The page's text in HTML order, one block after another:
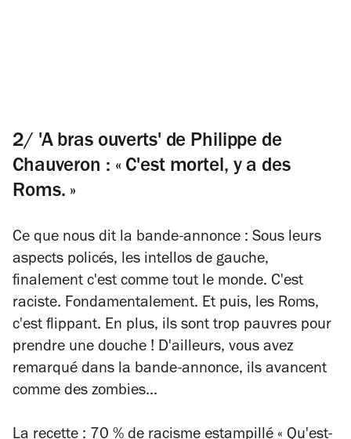
2/ 'A bras ouverts' de Philippe de
Chauveron : « C'est mortel, y a des
Roms. »
Ce que nous dit la bande-annonce : Sous leurs
aspects policés, les intellos de gauche,
finalement c'est comme tout le monde. C'est
raciste. Fondamentalement. Et puis, les Roms,
c'est flippant. En plus, ils sont trop pauvres pour
prendre une douche ! D'ailleurs, vous avez
remarqué dans la bande-annonce, ils avancent
comme des zombies...
La recette : 70 % de racisme estampillé « Qu'est-